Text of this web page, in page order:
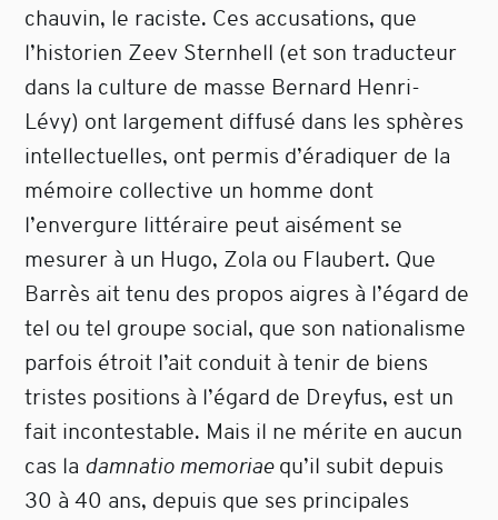
chauvin, le raciste. Ces accusations, que
l’historien Zeev Sternhell (et son traducteur
dans la culture de masse Bernard Henri-
Lévy) ont largement diffusé dans les sphères
intellectuelles, ont permis d’éradiquer de la
mémoire collective un homme dont
l’envergure littéraire peut aisément se
mesurer à un Hugo, Zola ou Flaubert. Que
Barrès ait tenu des propos aigres à l’égard de
tel ou tel groupe social, que son nationalisme
parfois étroit l’ait conduit à tenir de biens
tristes positions à l’égard de Dreyfus, est un
fait incontestable. Mais il ne mérite en aucun
cas la damnatio memoriaequ’il subit depuis
30 à 40 ans, depuis que ses principales